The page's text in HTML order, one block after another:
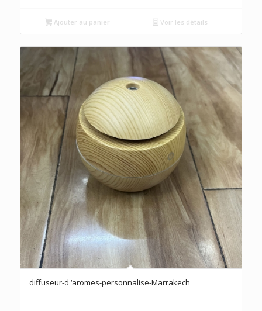
Ajouter au panier Voir les détails
diffuseur-d ‘aromes-personnalise-Marrakech